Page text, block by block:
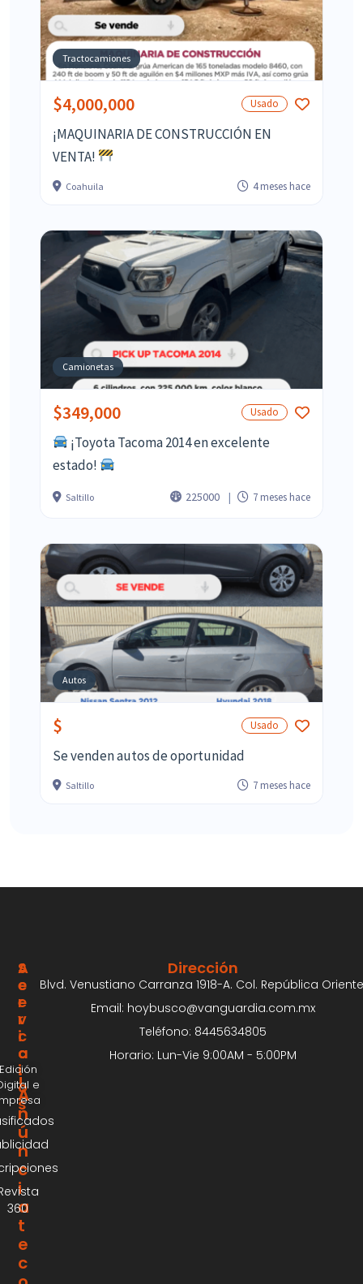
Tractocamiones
$4,000,000 Usado
¡MAQUINARIA DE CONSTRUCCIÓN EN
VENTA!
Coahuila 4 meses hace
Camionetas
$349,000 Usado
¡Toyota Tacoma 2014 en excelente
estado!
Saltillo 225000 7 meses hace
Autos
$ Usado
Se venden autos de oportunidad
Saltillo 7 meses hace
¡
A
n
ú
n
c
i
a
t
e
c
S
E
R
V
I
C
I
O
S
360
A
C
E
R
C
A
e
Dirección
Blvd. Venustiano Carranza 1918-A. Col. República
Email: hoybusco@vanguardia.com.mx
Teléfono: 8445634805
Horario: Lun-Vie 9:00AM - 5:00PM